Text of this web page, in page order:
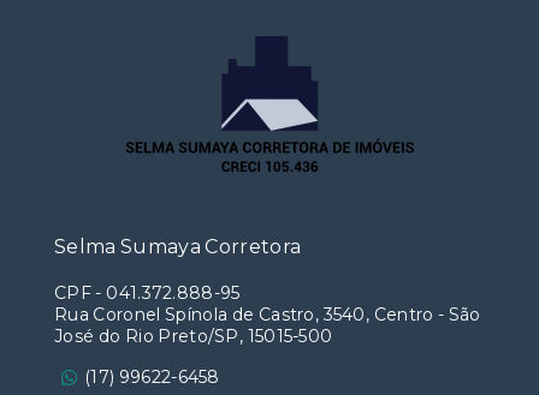
Selma Sumaya Corretora
CPF- 041.372.888-95
Rua Coronel Spínola de Castro, 3540, Centro - São
José do Rio Preto/SP, 15015-500
(17) 99622-6458